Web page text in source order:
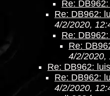
Re:
Re: DB962:
4/2/2020,
Re:
Re:
4/2/2020,
Re: DB962:
Re: DB962:
4/2/2020,